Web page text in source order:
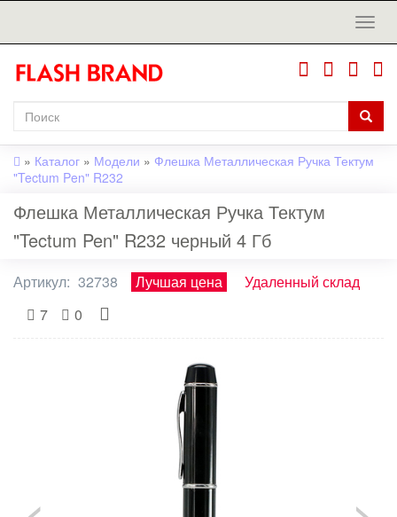
» Каталог » Модели » Флешка Металлическая Ручка Тектум
"Tectum Pen" R232
Флешка Металлическая Ручка Тектум
"Tectum Pen" R232 черный 4 Гб
Артикул: 32738 Лучшая цена
Удаленный склад
7
0